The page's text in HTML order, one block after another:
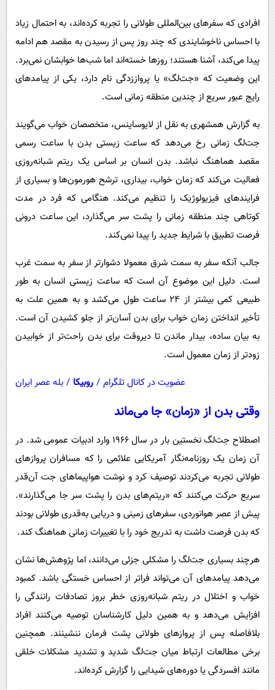
فناوری
حوادث
محیط زیست
سلامت
فرهنگی
بین الملل
اجتماعی
سیاست خارجی
روانشناسی
آشپزی
افرادی که سفرهای بین‌المللی طولانی را تجربه کرده‌اند، به احتمال زیاد
با احساس ناخوشایندی که چند روز پس از رسیدن به مقصد هم ادامه
پیدا می‌کند، آشنا هستند؛ روزها خسته‌اند اما شب‌ها خوابشان نمی‌برد.
این وضعیت که «جت‌لگ» یا پرواززدگی نام دارد، یکی از پیامدهای
رایج عبور سریع از چندین منطقه زمانی است.
به گزارش همشهری به نقل از لایوساینس، متخصصان خواب می‌گویند
جت‌لگ زمانی رخ می‌دهد که ساعت زیستی بدن با ساعت رسمی
مقصد هماهنگ نباشد. بدن انسان بر اساس یک ریتم شبانه‌روزی
فعالیت می‌کند که زمان خواب، بیداری، ترشح هورمون‌ها و بسیاری از
فرایندهای فیزیولوژیک را تنظیم می‌کند. هنگامی که فرد در مدت
کوتاهی چند منطقه زمانی را پشت سر می‌گذارد، این ساعت درونی
فرصت تطبیق با شرایط جدید را پیدا نمی‌کند.
جالب آنکه سفر به سمت شرق معمولا دشوارتر از سفر به سمت غرب
است. دلیل این موضوع آن است که ساعت زیستی انسان به طور
طبیعی کمی بیشتر از ۲۴ ساعت طول می‌کشد و به همین علت به
تأخیر انداختن زمان خواب برای بدن آسان‌تر از جلو کشیدن آن است.
به بیان ساده، بیدار ماندن تا دیروقت برای بدن راحت‌تر از خوابیدن
زودتر از زمان معمول است.
عضویت در کانال تلگرام / روبیکا / بله عصر ایران
وقتی بدن از «زمان» جا می‌ماند
اصطلاح جت‌لگ نخستین بار در سال ۱۹۶۶ وارد ادبیات عمومی شد. در
آن زمان یک روزنامه‌نگار آمریکایی علائمی را که مسافران پروازهای
طولانی تجربه می‌کردند توصیف کرد و نوشت هواپیماهای جت آن‌قدر
سریع حرکت می‌کنند که «ریتم‌های بدن را پشت سر جا می‌گذارند».
پیش از عصر هوانوردی، سفرهای زمینی و دریایی به‌قدری طولانی بودند
که بدن فرصت داشت به تدریج خود را با تغییرات زمانی هماهنگ کند.
هرچند بسیاری جت‌لگ را مشکلی جزئی می‌دانند، اما پژوهش‌ها نشان
می‌دهد پیامدهای آن می‌تواند فراتر از احساس خستگی باشد. کمبود
خواب و اختلال در ریتم شبانه‌روزی خطر بروز تصادفات رانندگی را
افزایش می‌دهد و به همین دلیل کارشناسان توصیه می‌کنند افراد
بلافاصله پس از پروازهای طولانی پشت فرمان ننشینند. همچنین
برخی مطالعات ارتباط میان جت‌لگ شدید و تشدید مشکلات خلقی
مانند افسردگی یا دوره‌های شیدایی را گزارش کرده‌اند.